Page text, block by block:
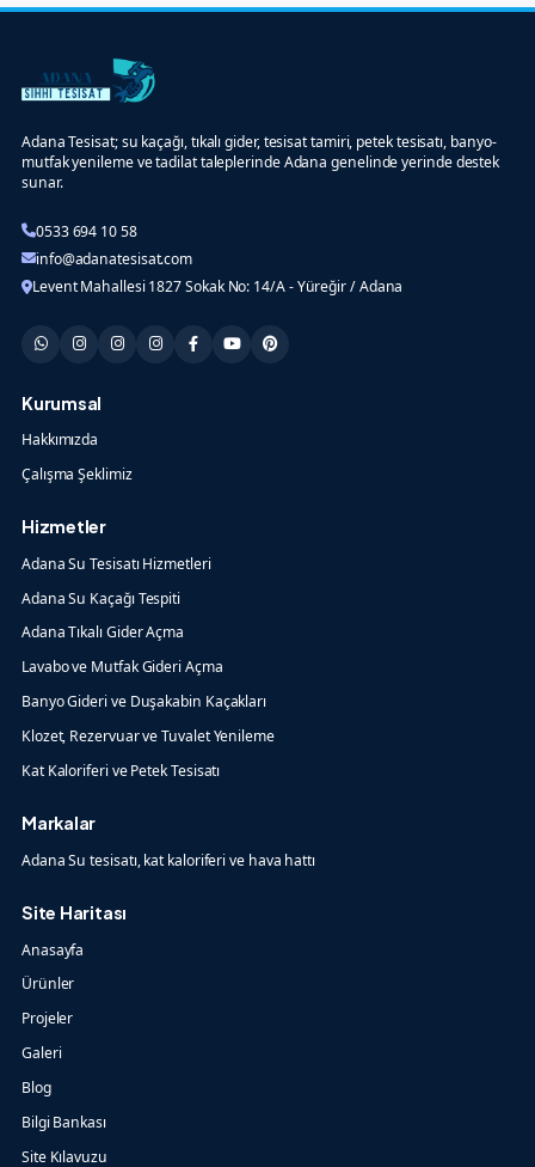
Adana Tesisat; su kaçağı, tıkalı gider, tesisat tamiri, petek tesisatı, banyo-
mutfak yenileme ve tadilat taleplerinde Adana genelinde yerinde destek
sunar.
0533 694 10 58
info@adanatesisat.com
Levent Mahallesi 1827 Sokak No: 14/A - Yüreğir / Adana
Kurumsal
Hakkımızda
Çalışma Şeklimiz
Hizmetler
Adana Su Tesisatı Hizmetleri
Adana Su Kaçağı Tespiti
Adana Tıkalı Gider Açma
Lavabo ve Mutfak Gideri Açma
Banyo Gideri ve Duşakabin Kaçakları
Klozet, Rezervuar ve Tuvalet Yenileme
Kat Kaloriferi ve Petek Tesisatı
Markalar
Adana Su tesisatı, kat kaloriferi ve hava hattı
Site Haritası
Anasayfa
Ürünler
Projeler
Galeri
Blog
Bilgi Bankası
Site Kılavuzu